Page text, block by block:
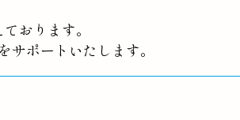
おります。
ポートいたします。